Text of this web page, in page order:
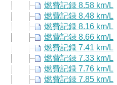
燃費記録 8.58 km/L
燃費記録 8.48 km/L
燃費記録 8.16 km/L
燃費記録 8.66 km/L
燃費記録 7.41 km/L
燃費記録 7.33 km/L
燃費記録 7.76 km/L
燃費記録 7.85 km/L